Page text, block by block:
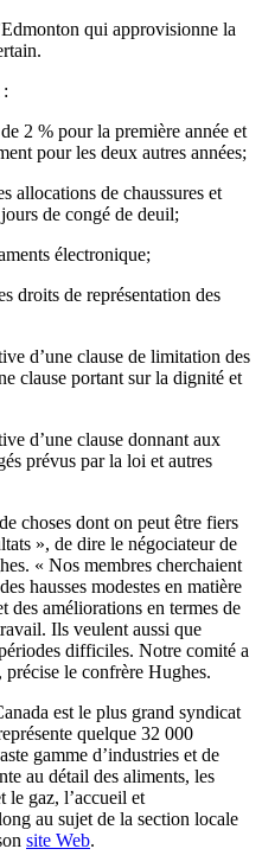
qui approvisionne la
2 % pour la première année et
pour les deux autres années;
allocations de chaussures et
de congé de deuil;
électronique;
droits de représentation des
d’une clause de limitation des
clause portant sur la dignité et
d’une clause donnant aux
prévus par la loi et autres
choses dont on peut être fiers
», de dire le négociateur de
« Nos membres cherchaient
hausses modestes en matière
des améliorations en termes de
Ils veulent aussi que
difficiles. Notre comité a
précise le confrère Hughes.
est le plus grand syndicat
quelque 32 000
gamme d’industries et de
au détail des aliments, les
le gaz, l’accueil et
au sujet de la section locale
site Web.